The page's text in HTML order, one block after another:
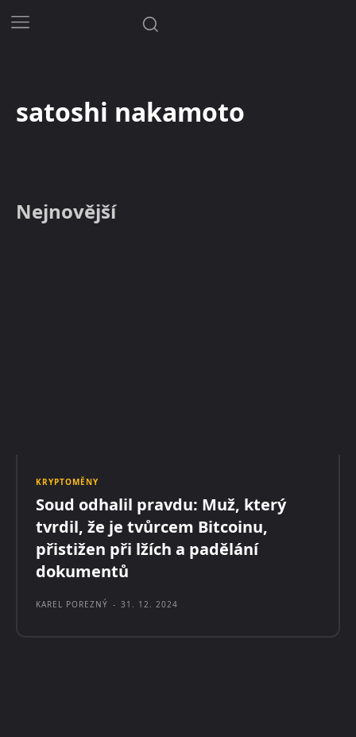
satoshi nakamoto
Nejnovější
KRYPTOMĚNY
Soud odhalil pravdu: Muž, který
tvrdil, že je tvůrcem Bitcoinu,
přistižen při lžích a padělání
dokumentů
KAREL POREZNÝ - 31. 12. 2024